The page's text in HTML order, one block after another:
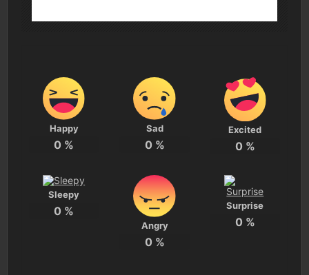
Happy
0 %
Sad
0 %
Excited
0 %
Sleepy
0 %
Angry
0 %
Surprise
0 %